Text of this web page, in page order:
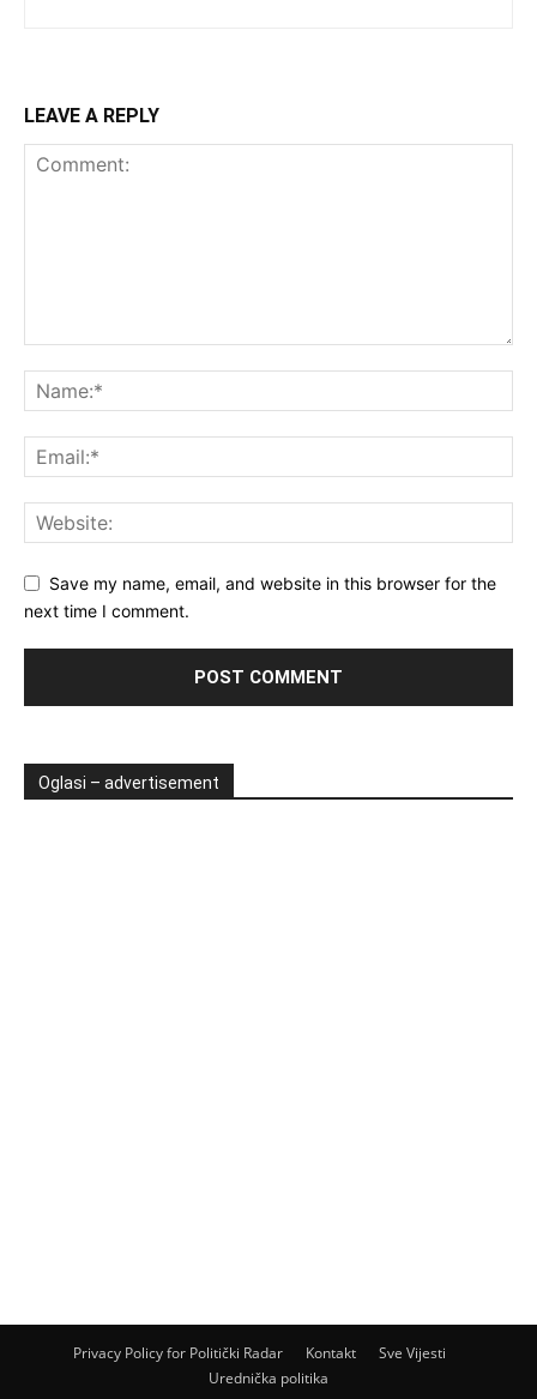
LEAVE A REPLY
Save my name, email, and website in this browser for the
next time I comment.
Oglasi – advertisement
Privacy Policy for Politički Radar Kontakt
Sve Vijesti
Urednička politika